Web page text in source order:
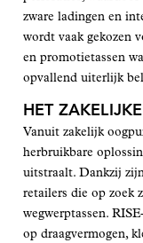
zware ladingen en
wordt vaak gekozen
en promotietassen
opvallend uiterlijk
HET
Vanuit zakelijk
herbruikbare
uitstraalt. Dankzij
retailers die op zoek
wegwerptassen.
op draagvermogen,